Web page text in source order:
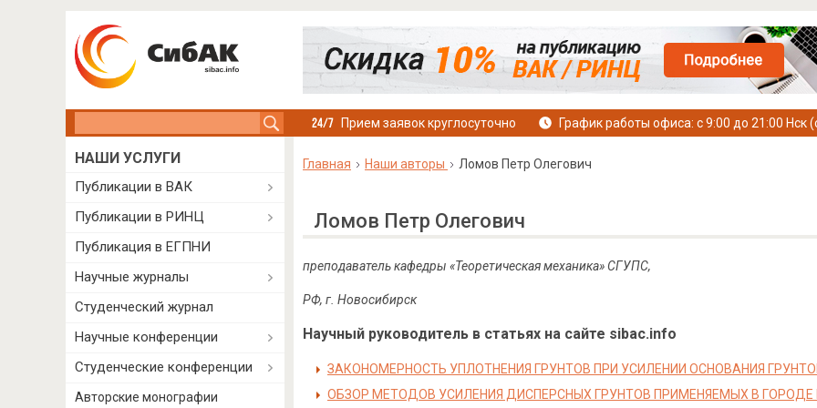
Прием заявок круглосуточно График работы офиса: с 9:00 до 21:00 Нск
Главная Наши авторы Ломов Петр Олегович
Ломов Петр Олегович
преподаватель кафедры «Теоретическая механика» СГУПС,
РФ, г. Новосибирск
Научный руководитель в статьях на сайте sibac.info
ЗАКОНОМЕРНОСТЬ УПЛОТНЕНИЯ ГРУНТОВ ПРИ УСИЛЕНИИ ОСНОВАНИЯ
ОБЗОР МЕТОДОВ УСИЛЕНИЯ ДИСПЕРСНЫХ ГРУНТОВ ПРИМЕНЯЕМЫХ В ГОРОДЕ
НАШИ УСЛУГИ
Публикации в ВАК
Публикации в РИНЦ
Публикация в ЕГПНИ
Научные журналы
Студенческий журнал
Научные конференции
Студенческие конференции
Авторские монографии